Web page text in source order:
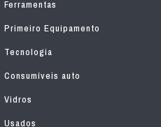
Ferramentas
Primeiro Equipamento
Tecnologia
Consumíveis auto
Vidros
Usados